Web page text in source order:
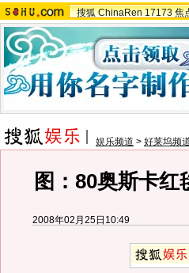
搜狐 ChinaRen 17173 焦
娱乐频道 > 好莱坞频
图：80奥斯卡
2008年02月25日10:49